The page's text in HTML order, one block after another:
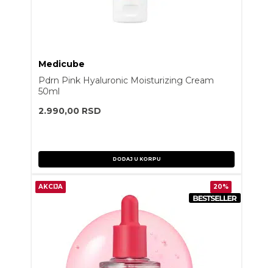
Medicube
Pdrn Pink Hyaluronic Moisturizing Cream
50ml
2.990,00 RSD
DODAJ U KORPU
AKCIJA 20%